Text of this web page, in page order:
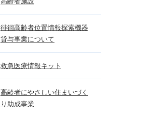
徘徊高齢者位置情報探索機器
貸与事業について
救急医療情報キット
高齢者にやさしい住まいづく
り助成事業